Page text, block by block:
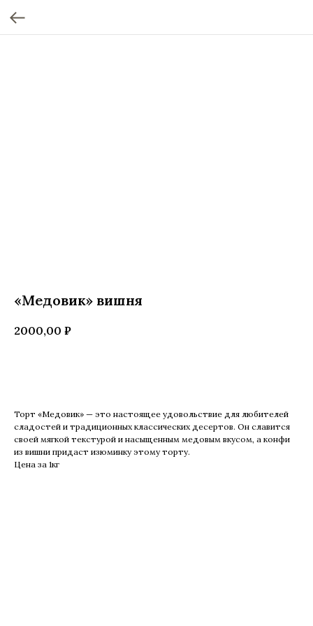
«Медовик» вишня
2000,00 ₽
Торт «Медовик» — это настоящее удовольствие для любителей
сладостей и традиционных классических десертов. Он славится
своей мягкой текстурой и насыщенным медовым вкусом, а конфи
из вишни придаст изюминку этому торту.
Цена за 1кг